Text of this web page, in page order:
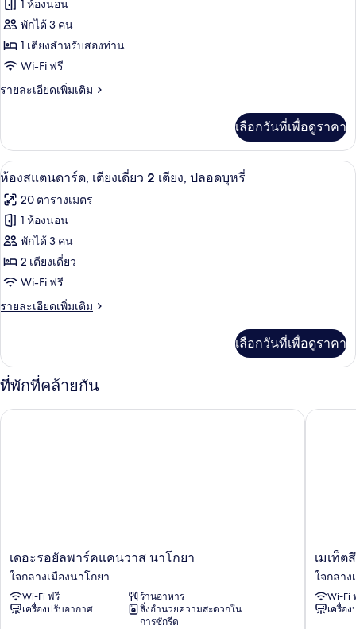
พัก
ห้อง
สแตนดาร์ด,
เตียง
ใหญ่
เตียง,
ปลอด
บุหรี่
1 ห้องนอน
พักได้ 3 คน
1 เตียงสำหรับสองท่าน
Wi-Fi ฟรี
รายละเอียดเพิ่มเติม
ราย
เกี่ยว
กับ
ห้อง
เตียง
ใหญ่
เตียง,
ปลอด
บุหรี่
เลือกวันที่เพื่อดูราคา
เปิด
ภาพถ่าย
ทั้งหมด
ของ
ห้อง
สแตนดาร์ด,
เตียง
2
เตียง,
ปลอด
บุหรี่
ห้องสแตนดาร์ด, เตียงเดี่ยว 2 เตียง,
10
ห้องสแตนดาร์ด, เตียงเดี่ยว 2 เตียง, ปลอดบุหรี่
20 ตารางเมตร
1 ห้องนอน
พักได้ 3 คน
2 เตียงเดี่ยว
Wi-Fi ฟรี
รายละเอียดเพิ่มเติม
ราย
เกี่ยว
กับ
ห้อง
สแตนดาร์ด,
เตียง
เลือกวันที่เพื่อดูราคา
ที่พักที่คล้ายกัน
เดอะ
รอยัล
พาร์
ค
แค
เดอะรอยัลพาร์คแคนวาส นาโกยา
ใจกลางเมืองนาโกยา
Wi-Fi ฟรี
ร้านอาหาร
เครื่องปรับอากาศ
สิ่งอำนวยความสะดวกใน
การซักรีด
เดอะรอยัลพาร์คแคนวาส นาโกยา
เม
เท็ตสึ
อินน์
นา
โก
เมเท็ต
ใจกลาง
Wi-Fi
เครื่อ
เมเท็ตสึ